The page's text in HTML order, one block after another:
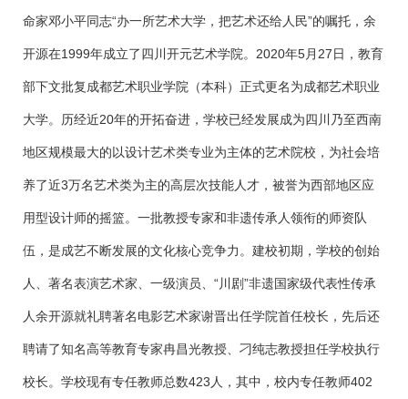
命家邓小平同志“办一所艺术大学，把艺术还给人民”的嘱托，余
开源在1999年成立了四川开元艺术学院。2020年5月27日，教育
部下文批复成都艺术职业学院（本科）正式更名为成都艺术职业
大学。历经近20年的开拓奋进，学校已经发展成为四川乃至西南
地区规模最大的以设计艺术类专业为主体的艺术院校，为社会培
养了近3万名艺术类为主的高层次技能人才，被誉为西部地区应
用型设计师的摇篮。一批教授专家和非遗传承人领衔的师资队
伍，是成艺不断发展的文化核心竞争力。建校初期，学校的创始
人、著名表演艺术家、一级演员、“川剧”非遗国家级代表性传承
人余开源就礼聘著名电影艺术家谢晋出任学院首任校长，先后还
聘请了知名高等教育专家冉昌光教授、刁纯志教授担任学校执行
校长。学校现有专任教师总数423人，其中，校内专任教师402